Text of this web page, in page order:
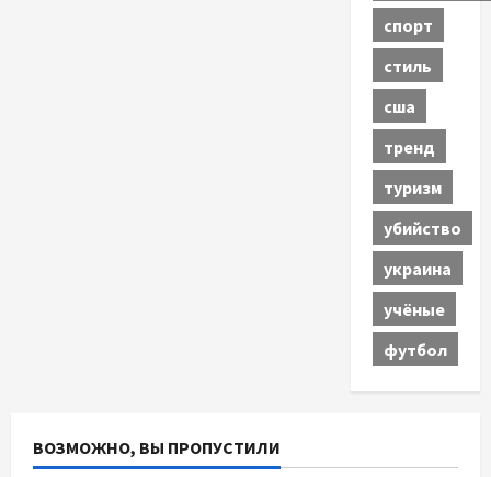
спорт
стиль
сша
тренд
туризм
убийство
украина
учёные
футбол
ВОЗМОЖНО, ВЫ ПРОПУСТИЛИ